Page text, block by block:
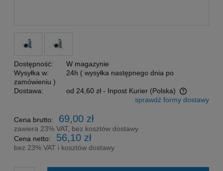
Dostępność:
W magazynie
Wysyłka w:
24h ( wysyłka następnego dnia po
zamówieniu )
Dostawa:
od 24,60 zł - Inpost Kurier (Polska)
Cena nie zawiera ewentualnych kosztów płatnościsprawdź formy dostawy
Cena brutto: 69,00 zł
zawiera 23% VAT, bez kosztów dostawy
Cena netto:
56,10 zł
bez 23% VAT i kosztów dostawy